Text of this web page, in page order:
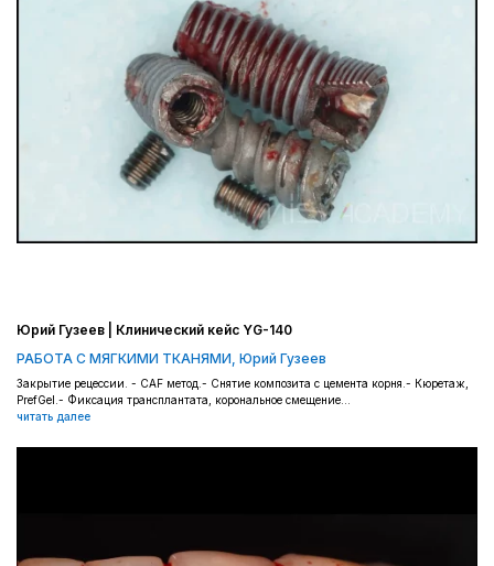
Юрий Гузеев | Клинический кейс YG-140
РАБОТА С МЯГКИМИ ТКАНЯМИ, Юрий Гузеев
Закрытие рецессии. - CAF метод.- Снятие композита с цемента корня.- Кюретаж,
PrefGel.- Фиксация трансплантата, корональное смещение...
читать далее